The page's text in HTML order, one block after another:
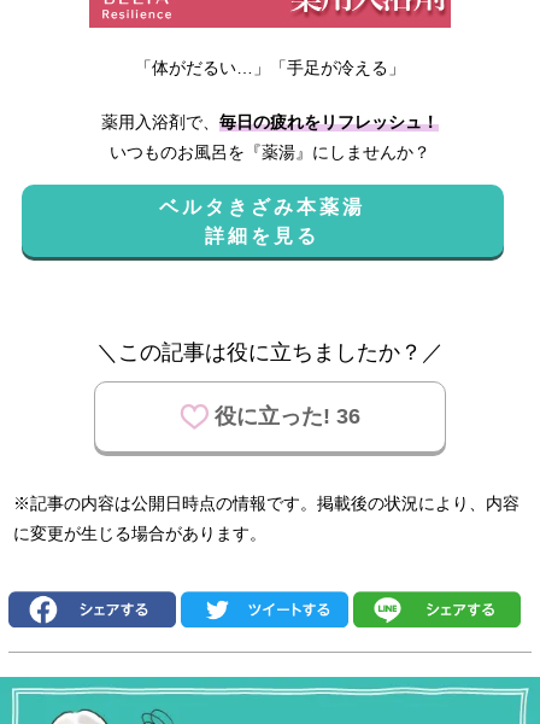
「体がだるい…」「手足が冷える」
薬用入浴剤で、 毎日の疲れをリフレッシュ！
いつものお風呂を『薬湯』にしませんか？
ベルタきざみ本薬湯
詳細を見る
＼この記事は役に立ちましたか？／
役に立った! 36
※記事の内容は公開日時点の情報です。掲載後の状況により、内容
に変更が生じる場合があります。